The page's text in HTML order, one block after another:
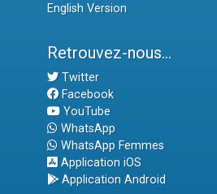
English Version
Retrouvez-nous...
Twitter
Facebook
YouTube
WhatsApp
WhatsApp Femmes
Application iOS
Application Android